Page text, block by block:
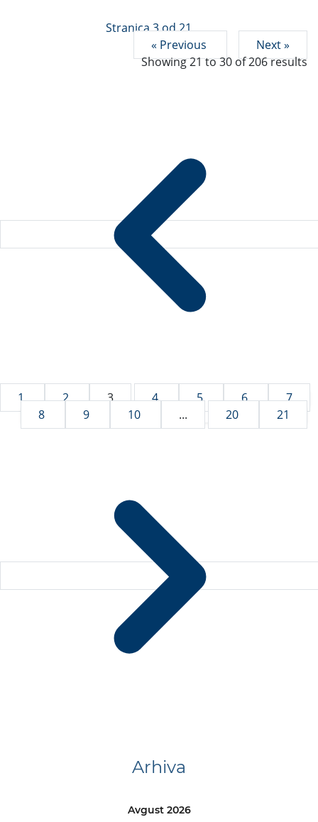
Stranica 3 od 21
« Previous
Next »
Showing21to30 of206results
1 2 3 4 5 6
7
8
9 10 ... 20 21
Arhiva
Avgust 2026